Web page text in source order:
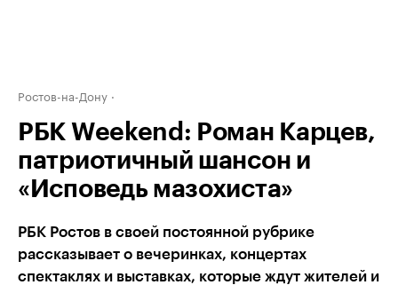
Ростов-на-Дону
РБК Weekend: Роман Карцев,
патриотичный шансон и
«Исповедь мазохиста»
РБК Ростов в своей постоянной рубрике
рассказывает о вечеринках, концертах
спектаклях и выставках, которые ждут жителей и